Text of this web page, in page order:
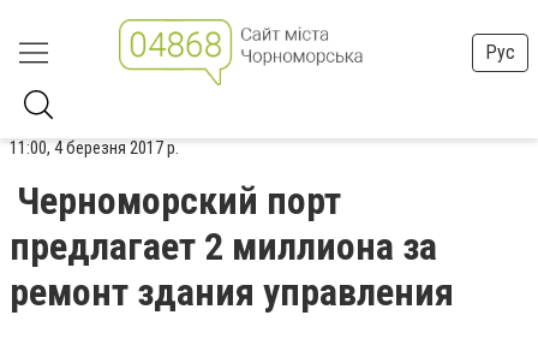
Рус
11:00, 4 березня 2017 р.
Черноморский порт
предлагает 2 миллиона за
ремонт здания управления